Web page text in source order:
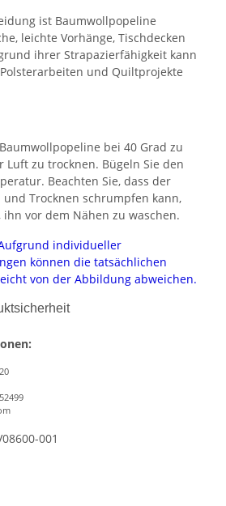
ist Baumwollpopeline
leichte Vorhänge, Tischdecken
ihrer Strapazierfähigkeit kann
und Quiltprojekte
bei 40 Grad zu
Luft zu trocknen. Bügeln Sie den
Beachten Sie, dass der
und Trocknen schrumpfen kann,
vor dem Nähen zu waschen.
individueller
können die tatsächlichen
von der Abbildung abweichen.
001